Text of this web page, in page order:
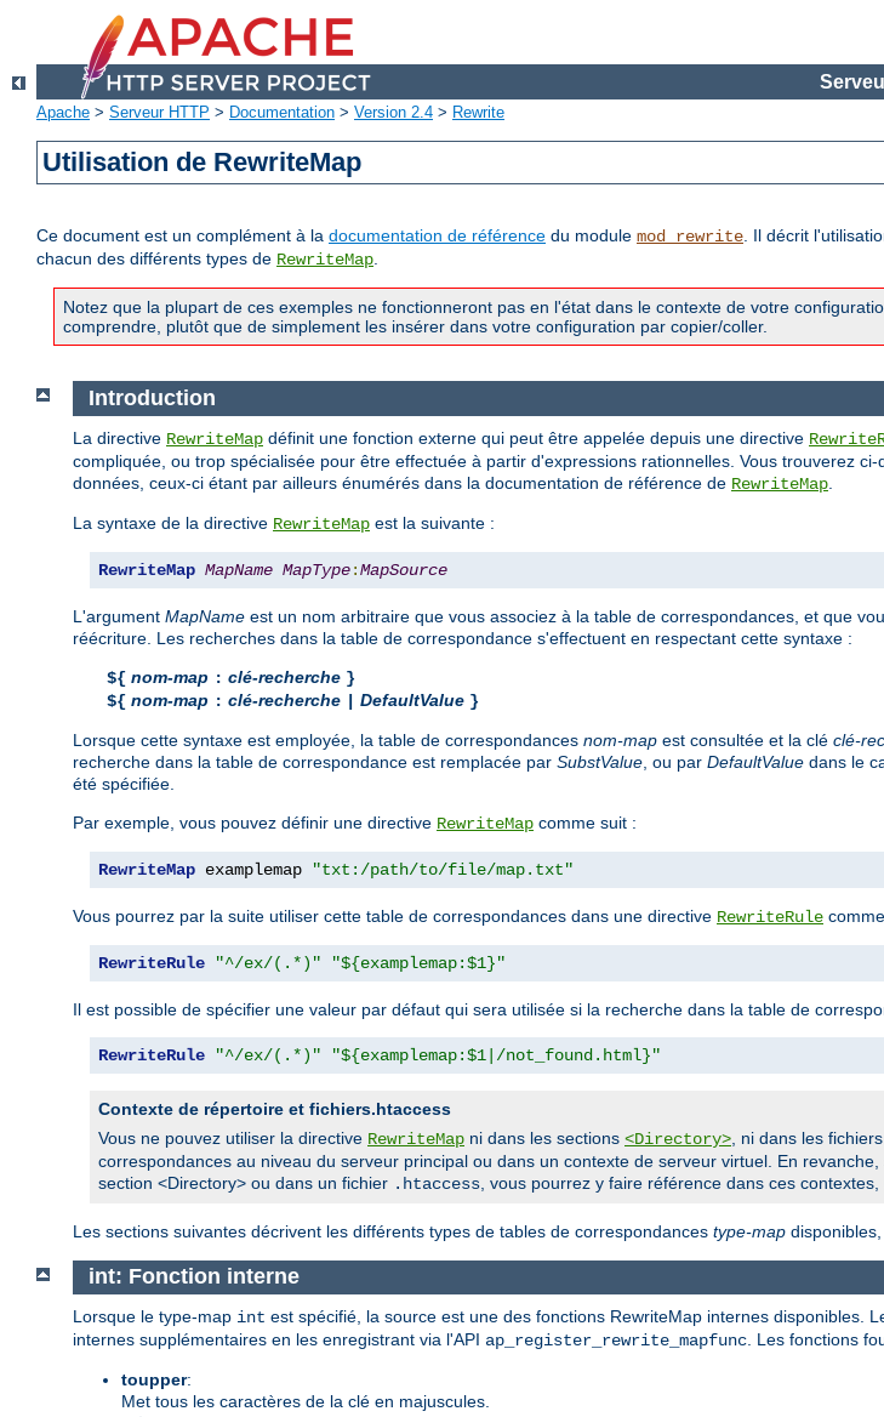
Apache > Serveur HTTP > Documentation > Version 2.4 > Rewrite
Utilisation de RewriteMap
Ce document est un complément à la documentation de référence du module mod_rewrite. Il décrit
chacun des différents types de RewriteMap.
Notez que la plupart de ces exemples ne fonctionneront pas en l'état dans le contexte de votre
comprendre, plutôt que de simplement les insérer dans votre configuration par copier/coller.
Introduction
La directive RewriteMap définit une fonction externe qui peut être appelée depuis une directive
compliquée, ou trop spécialisée pour être effectuée à partir d'expressions rationnelles. Vous trouverez
données, ceux-ci étant par ailleurs énumérés dans la documentation de référence de RewriteMap
La syntaxe de la directive RewriteMap est la suivante :
RewriteMap MapName MapType:MapSource
L'argument MapName est un nom arbitraire que vous associez à la table de correspondances, et que
réécriture. Les recherches dans la table de correspondance s'effectuent en respectant cette syntaxe :
${ nom-map : clé-recherche }
${ nom-map : clé-recherche DefaultValue }
Lorsque cette syntaxe est employée, la table de correspondances nom-map est consultée et la clé clé-
recherche dans la table de correspondance est remplacée par SubstValue , ou par DefaultValue dans le
été spécifiée.
Par exemple, vous pouvez définir une directive RewriteMap comme suit :
RewriteMap examplemap "txt:/path/to/file/map.txt"
Vous pourrez par la suite utiliser cette table de correspondances dans une directive RewriteRule
RewriteRule "^/ex/(.*)" "${examplemap:$1}"
Il est possible de spécifier une valeur par défaut qui sera utilisée si la recherche dans la table de
RewriteRule "^/ex/(.*)" "${examplemap:$1|/not_found.html}"
Contexte de répertoire et fichiers.htaccess
Vous ne pouvez utiliser la directive RewriteMap ni dans les sections <Directory> , ni dans les fichiers
correspondances au niveau du serveur principal ou dans un contexte de serveur virtuel. En
section <Directory> ou dans un fichier .htaccess , vous pourrez y faire référence dans ces
Les sections suivantes décrivent les différents types de tables de correspondances type-map
int: Fonction interne
Lorsque le type-map int est spécifié, la source est une des fonctions RewriteMap internes disponibles.
internes supplémentaires en les enregistrant via l'API ap_register_rewrite_mapfunc . Les fonctions
toupper:
Met tous les caractères de la clé en majuscules.